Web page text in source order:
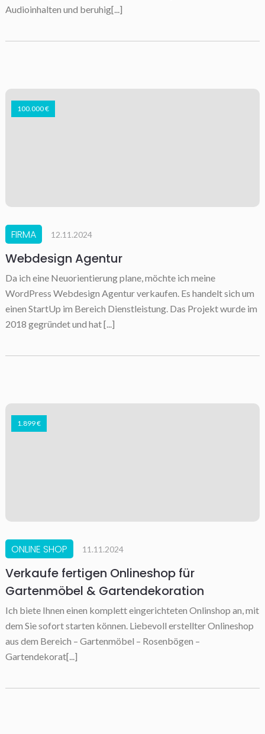
Audioinhalten und beruhig[...]
100.000 €
FIRMA 12.11.2024
Webdesign Agentur
Da ich eine Neuorientierung plane, möchte ich meine
WordPress Webdesign Agentur verkaufen. Es handelt sich um
einen StartUp im Bereich Dienstleistung. Das Projekt wurde im
2018 gegründet und hat [...]
1.899 €
ONLINE SHOP 11.11.2024
Verkaufe fertigen Onlineshop für
Gartenmöbel & Gartendekoration
Ich biete Ihnen einen komplett eingerichteten Onlinshop an, mit
dem Sie sofort starten können. Liebevoll erstellter Onlineshop
aus dem Bereich – Gartenmöbel – Rosenbögen –
Gartendekorat[...]